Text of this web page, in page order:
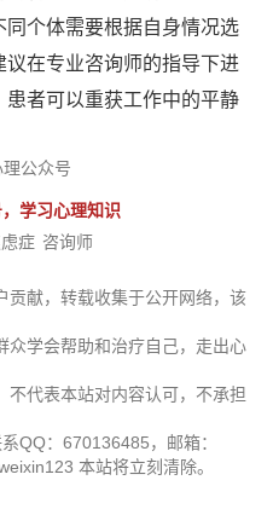
个体需要根据自身情况选
在专业咨询师的指导下进
者可以重获工作中的平静
学习心理知识
症 咨询师
贡献，转载收集于公开网络，该
众学会帮助和治疗自己，走出心
不代表本站对内容认可，不承担
QQ：670136485，邮箱：
本站将立刻清除。